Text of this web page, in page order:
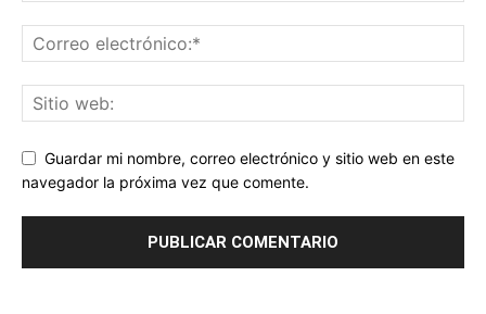
Guardar mi nombre, correo electrónico y sitio web en este
navegador la próxima vez que comente.